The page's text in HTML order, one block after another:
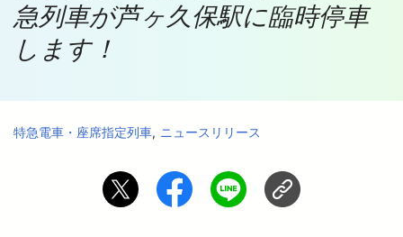
TOP
急列車が芦ヶ久保駅に臨時停車
します！
特急電車・座席指定列車 ニュースリリース